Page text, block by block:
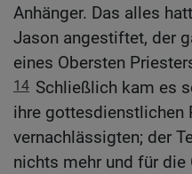
Anhänger. Das alles
Jason angestiftet, der
eines Obersten
14 Schließlich kam es
ihre gottesdienstlichen
vernachlässigten; der
nichts mehr und für